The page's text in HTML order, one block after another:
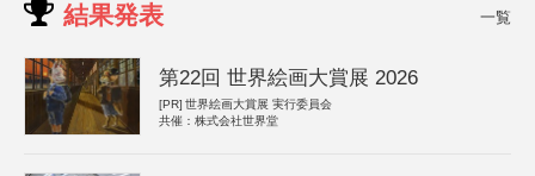
結果発表 一覧
第22回 世界絵画大賞展 2026
[PR] 世界絵画大賞展 実行委員会
共催：株式会社世界堂